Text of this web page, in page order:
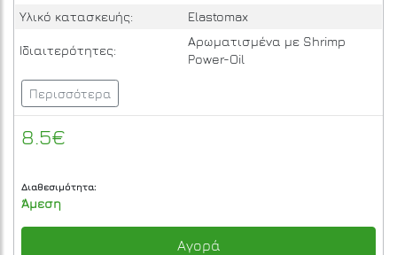
Υλικό κατασκευής: Elastomax
Ιδιαιτερότητες:
Αρωματισμένα με Shrimp
Power-Oil
Περισσότερα
8.5€
Διαθεσιμότητα:
Άμεση
Αγορά